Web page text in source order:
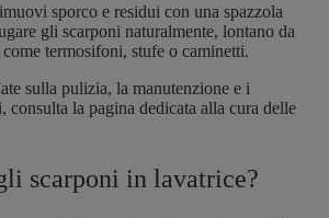
sporco e residui con una spazzola
gli scarponi naturalmente, lontano da
termosifoni, stufe o caminetti.
sulla pulizia, la manutenzione e i
consulta la pagina dedicata alla cura delle
scarponi in lavatrice?